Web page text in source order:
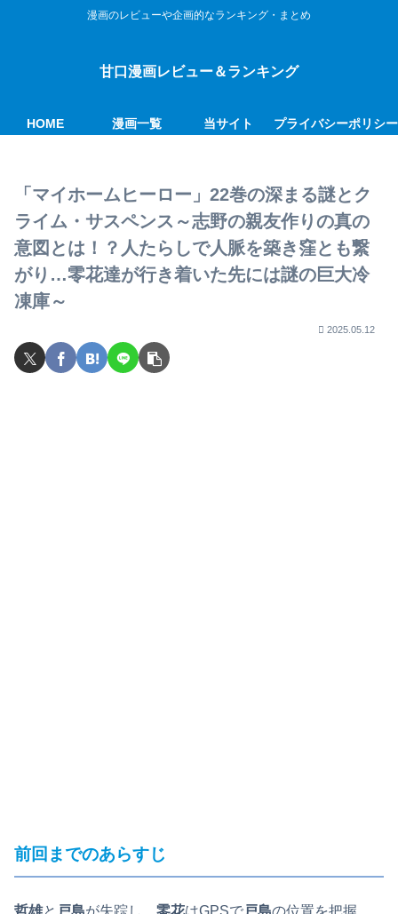
漫画のレビューや企画的なランキング・まとめ
甘口漫画レビュー＆ランキング
HOME 漫画一覧 当サイト プライバシーポリシー
「マイホームヒーロー」22巻の深まる謎とク
ライム・サスペンス～志野の親友作りの真の
意図とは！？人たらしで人脈を築き窪とも繋
がり…零花達が行き着いた先には謎の巨大冷
凍庫～
2025.05.12
前回までのあらすじ